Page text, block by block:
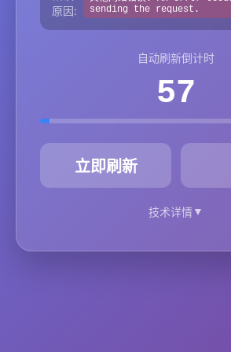
原因:
sending the request.
自动刷新倒计时
57
立即刷新
技术详情▼